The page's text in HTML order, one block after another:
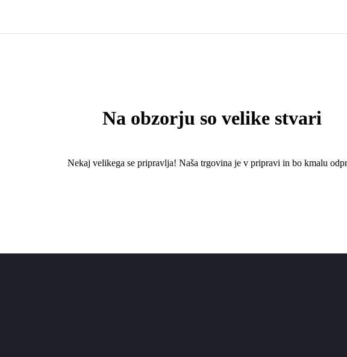
Na obzorju so velike stvari
Nekaj ​​velikega se pripravlja! Naša trgovina je v pripravi in ​​bo kmalu